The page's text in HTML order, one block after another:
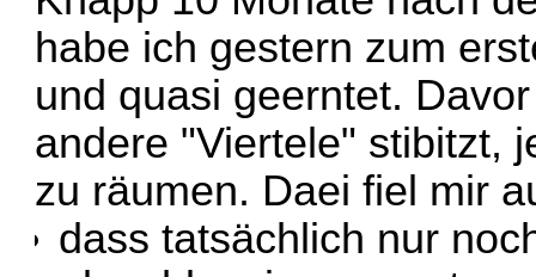
habe ich gestern zum
und quasi geerntet.
andere "Viertele" stibitzt,
zu räumen. Daei fiel mir
dass tatsächlich nur